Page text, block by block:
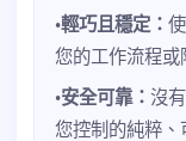
•輕巧且穩定：
您的工作流程或
•安全可靠： 沒
您控制的純粹、